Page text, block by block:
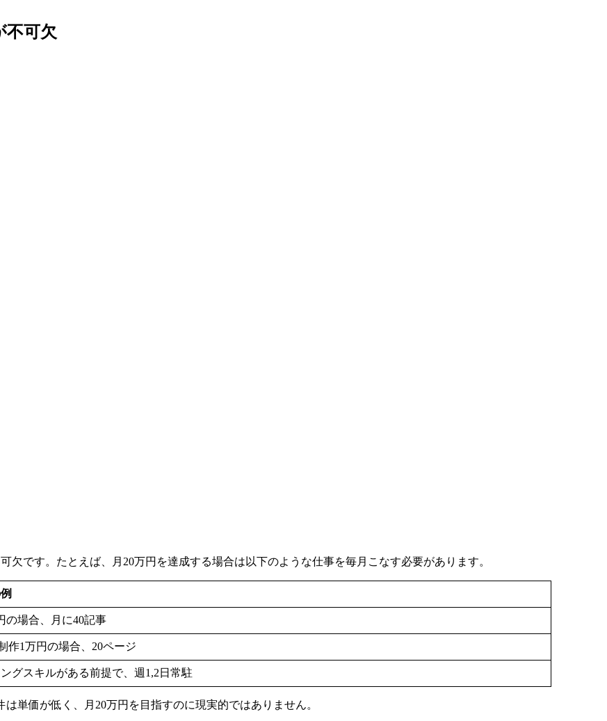
不可欠
欠です。たとえば、月20万円を達成する場合は以下のような仕事を毎月こなす必要があります。
の場合、月に40記事
作1万円の場合、20ページ
グスキルがある前提で、週1,2日常駐
単価が低く、月20万円を目指すのに現実的ではありません。